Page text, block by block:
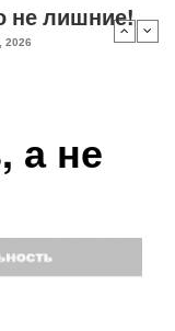
не лишние!
2026
а не